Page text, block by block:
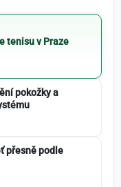
tenisu v Praze
pokožky a
přesně podle